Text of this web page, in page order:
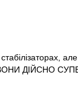
ДІЙСНО